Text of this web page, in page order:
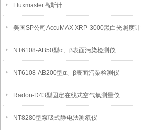
Fluxmaster高斯计
美国SP公司AccuMAX XRP-3000黑白光照度计
NT6108-AB50型α、β表面污染检测仪
NT6108-AB200型α、β表面污染检测仪
Radon-D43型固定在线式空气氡测量仪
NT8280型泵吸式静电法测氡仪